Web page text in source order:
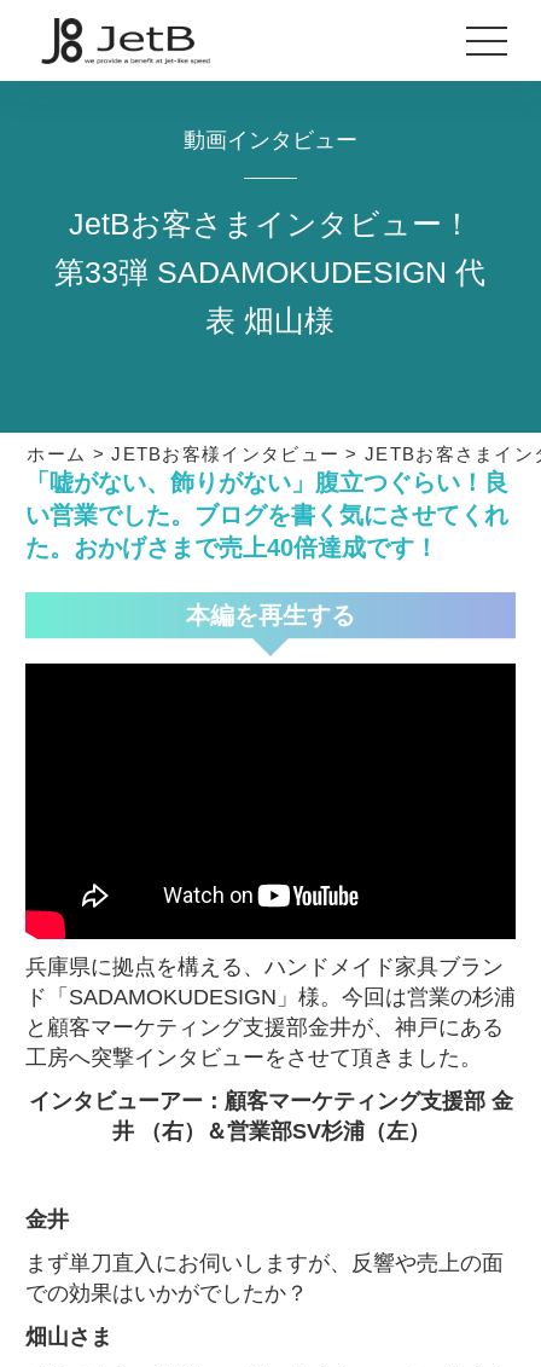
JetBお客さまインタビュー！
第33弾 SADAMOKUDESIGN 代
表 畑山様
動画インタビュー
ホーム >JETBお客様インタビュー >JETBお客さまイ
「嘘がない、飾りがない」腹立つぐらい！良
い営業でした。ブログを書く気にさせてくれ
た。おかげさまで売上40倍達成です！
本編を再生する
兵庫県に拠点を構える、ハンドメイド家具ブラン
ド「SADAMOKUDESIGN」様。今回は営業の杉浦
と顧客マーケティング支援部金井が、神戸にある
工房へ突撃インタビューをさせて頂きました。
インタビューアー：顧客マーケティング支援部 金
井 （右）＆営業部SV杉浦（左）
金井
まず単刀直入にお伺いしますが、反響や売上の面
での効果はいかがでしたか？
畑山さま